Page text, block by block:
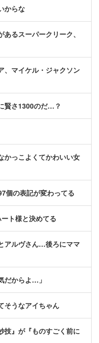
からな
るスーパークリーク、
、マイケル・ジャクソン
賢さ1300のだ…？
かっこよくてかわいい女
個の表記が変わってる
ト様と決めてる
アルヴさん…後ろにママ
だからよ…」
そうなアイちゃん
技』が『ものすごく前に